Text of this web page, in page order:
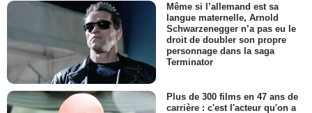
Même si l’allemand est sa
langue maternelle, Arnold
Schwarzenegger n’a pas eu le
droit de doubler son propre
personnage dans la saga
Terminator
Plus de 300 films en 47 ans de
carrière : c'est l'acteur qu'on a